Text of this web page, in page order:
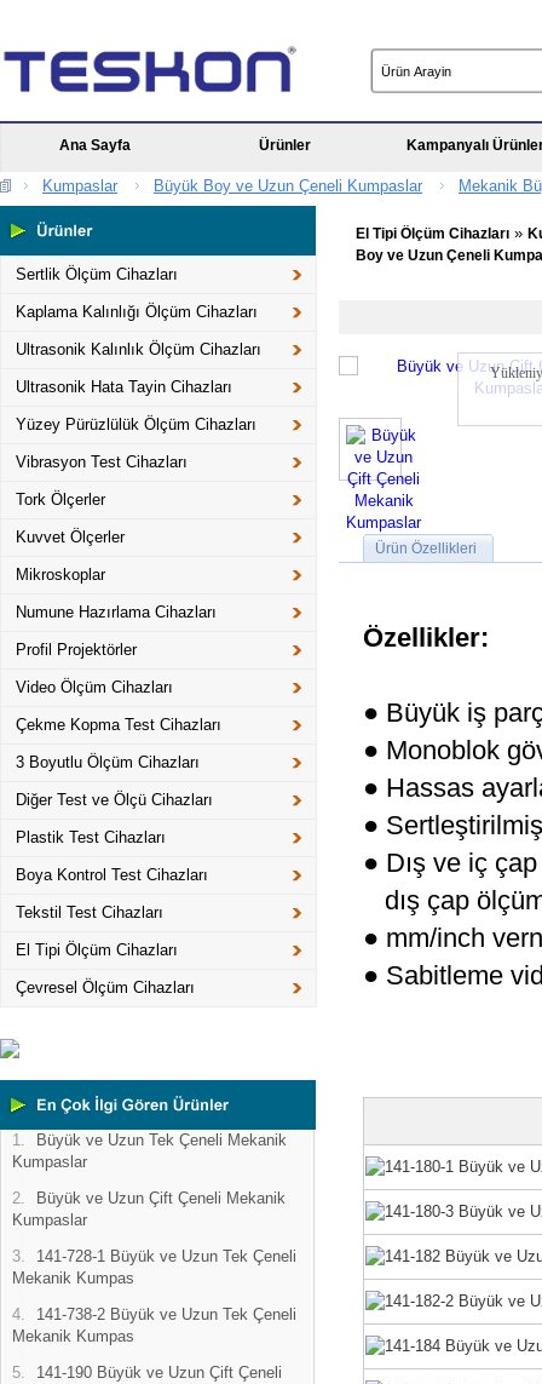
Ana Sayfa Ürünler Kampanyalı
Kumpaslar Büyük Boy ve Uzun Çeneli Kumpaslar Mekanik
Sertlik Ölçüm Cihazları
Kaplama Kalınlığı Ölçüm Cihazları
Ultrasonik Kalınlık Ölçüm Cihazları
Ultrasonik Hata Tayin Cihazları
Yüzey Pürüzlülük Ölçüm Cihazları
Vibrasyon Test Cihazları
Tork Ölçerler
Kuvvet Ölçerler
Mikroskoplar
Numune Hazırlama Cihazları
Profil Projektörler
Video Ölçüm Cihazları
Çekme Kopma Test Cihazları
3 Boyutlu Ölçüm Cihazları
Diğer Test ve Ölçü Cihazları
Plastik Test Cihazları
Boya Kontrol Test Cihazları
Tekstil Test Cihazları
El Tipi Ölçüm Cihazları
Çevresel Ölçüm Cihazları
1.
Büyük ve Uzun Tek Çeneli Mekanik
Kumpaslar
2.
Büyük ve Uzun Çift Çeneli Mekanik
Kumpaslar
3.
141-728-1 Büyük ve Uzun Tek Çeneli
Mekanik Kumpas
4.
141-738-2 Büyük ve Uzun Tek Çeneli
Mekanik Kumpas
5.
141-190 Büyük ve Uzun Çift Çeneli
El Tipi Ölçüm Cihazları »
Boy ve Uzun Çeneli
Ürün Özellikleri
Özellikler:
● Büyük iş
● Monoblok
● Hassas
●
● Dış ve iç
dış çap
● mm/inch
● Sabitleme